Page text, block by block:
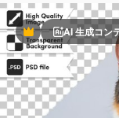
PremiumAI 生成コン